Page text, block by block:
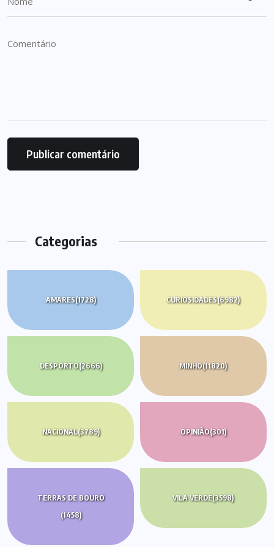
Categorias
AMARES(1728) CURIOSIDADES(6982)
DESPORTO(2666) MINHO(11820)
NACIONAL(3789) OPINIÃO(301)
TERRAS DE BOURO
(1458)
VILA VERDE(3598)